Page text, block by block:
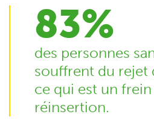
83%
des personnes
souffrent du rejet
ce qui est un
réinsertion.